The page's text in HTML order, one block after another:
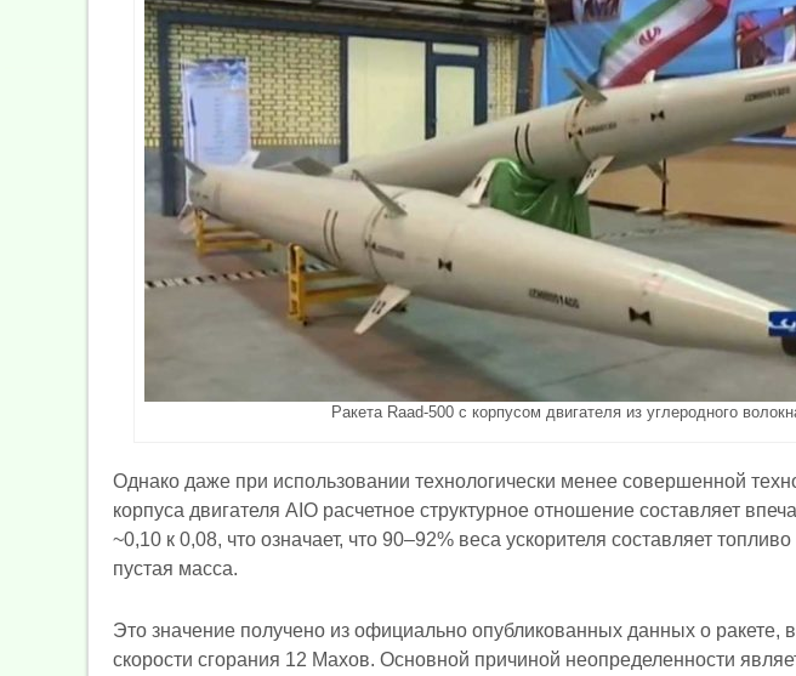
Ракета Raad-500 с корпусом двигателя из углеродного
Однако даже при использовании технологически менее совершенной
корпуса двигателя AIO расчетное структурное отношение составляет
~0,10 к 0,08, что означает, что 90–92% веса ускорителя составляет
пустая масса.
Это значение получено из официально опубликованных данных о ракете,
скорости сгорания 12 Махов. Основной причиной неопределенности